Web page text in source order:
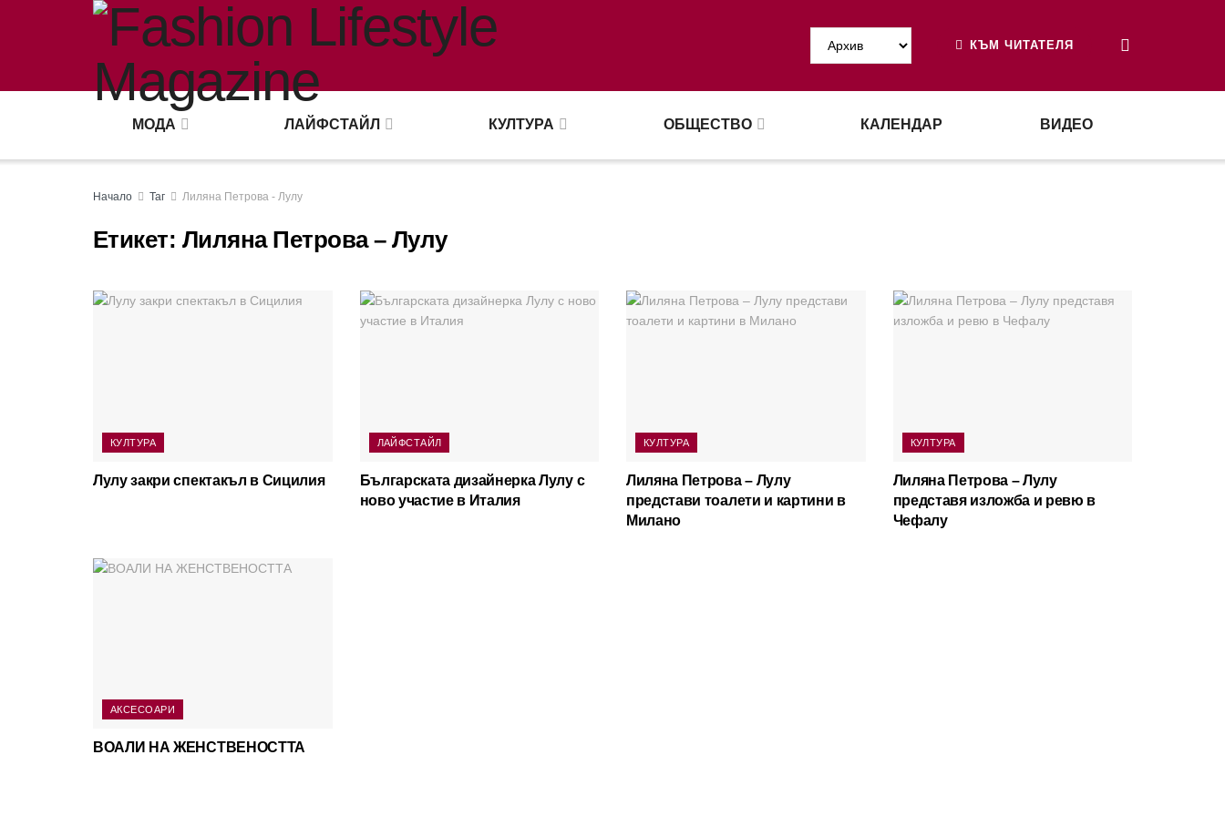
КЪМ ЧИТАТЕЛЯ
МОДА ЛАЙФСТАЙЛ КУЛТУРА ОБЩЕСТВО КАЛЕНДАР ВИДЕО
Начало Таг Лиляна Петрова - Лулу
Етикет: Лиляна Петрова – Лулу
КУЛТУРА
Лулу закри спектакъл в Сицилия
ЛАЙФСТАЙЛ
Българската дизайнерка Лулу с
ново участие в Италия
КУЛТУРА
Лиляна Петрова – Лулу
представи тоалети и картини в
Милано
КУЛТУРА
Лиляна Петрова – Лулу
представя изложба и ревю в
Чефалу
АКСЕСОАРИ
ВОАЛИ НА ЖЕНСТВЕНОСТТА